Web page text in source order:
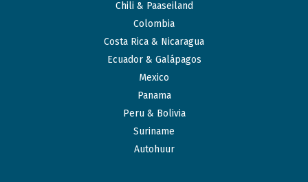
Chili & Paaseiland
Colombia
Costa Rica & Nicaragua
Ecuador & Galápagos
Mexico
Panama
Peru & Bolivia
Suriname
Autohuur